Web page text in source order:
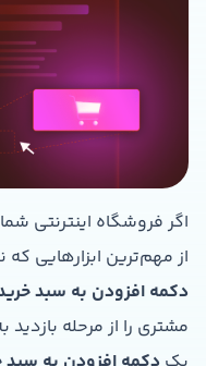
اگر فروشگاه اینترنتی
از مهم‌ترین ابزارهایی
دکمه افزودن به سبد
مشتری را از مرحله